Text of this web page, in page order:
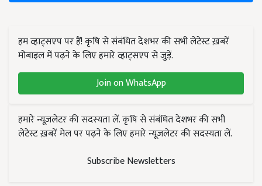
हम व्हाट्सएप पर हैं! कृषि से संबंधित देशभर की सभी लेटेस्ट ख़बरें
मोबाइल में पढ़ने के लिए हमारे व्हाट्सएप से जुड़ें.
Join on WhatsApp
हमारे न्यूज़लेटर की सदस्यता लें. कृषि से संबंधित देशभर की सभी
लेटेस्ट ख़बरें मेल पर पढ़ने के लिए हमारे न्यूज़लेटर की सदस्यता लें.
Subscribe Newsletters